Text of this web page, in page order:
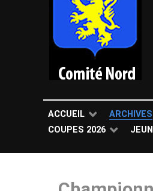
ACCUEIL ARCHIVES
COUPES 2026